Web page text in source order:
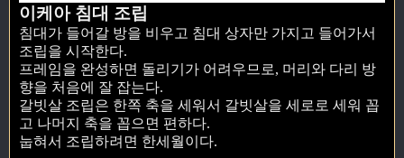
이케아 침대 조립
침대가 들어갈 방을 비우고 침대 상자만 가지고 들어가서
조립을 시작한다.
프레임을 완성하면 돌리기가 어려우므로, 머리와 다리 방
향을 처음에 잘 잡는다.
갈빗살 조립은 한쪽 축을 세워서 갈빗살을 세로로 세워 꼽
고 나머지 축을 꼽으면 편하다.
눕혀서 조립하려면 한세월이다.